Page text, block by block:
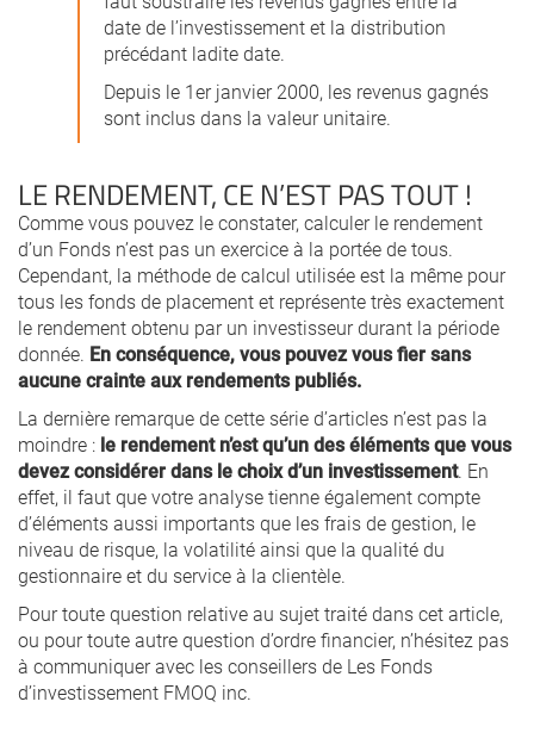
date de l’investissement et la distribution
précédant ladite date.
Depuis le 1er janvier 2000, les revenus gagnés
sont inclus dans la valeur unitaire.
LE RENDEMENT, CE N’EST PAS TOUT !
Comme vous pouvez le constater, calculer le rendement
d’un Fonds n’est pas un exercice à la portée de tous.
Cependant, la méthode de calcul utilisée est la même pour
tous les fonds de placement et représente très exactement
le rendement obtenu par un investisseur durant la période
donnée. En conséquence, vous pouvez vous fier sans
aucune crainte aux rendements publiés.
La dernière remarque de cette série d’articles n’est pas la
moindre : le rendement n’est qu’un des éléments que vous
devez considérer dans le choix d’un investissement. En
effet, il faut que votre analyse tienne également compte
d’éléments aussi importants que les frais de gestion, le
niveau de risque, la volatilité ainsi que la qualité du
gestionnaire et du service à la clientèle.
Pour toute question relative au sujet traité dans cet article,
ou pour toute autre question d’ordre financier, n’hésitez pas
à communiquer avec les conseillers de Les Fonds
d’investissement FMOQ inc.